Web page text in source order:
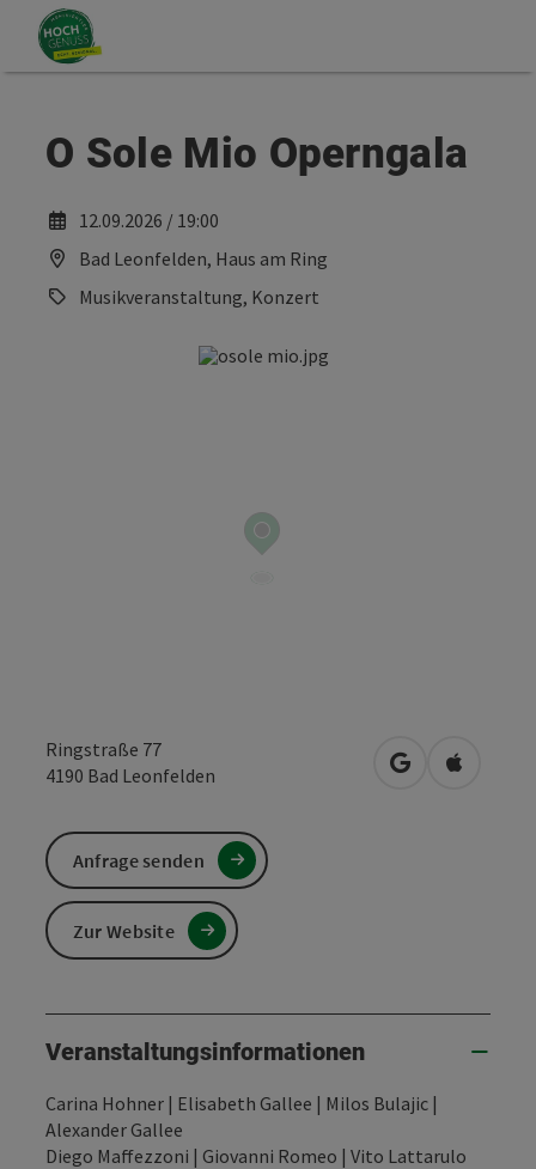
Zum Inhalt
Zum Seitenanfang
O Sole Mio Operngala
12.09.2026 / 19:00
Bad Leonfelden, Haus am Ring
Musikveranstaltung, Konzert
Ringstraße 77
4190 Bad Leonfelden in Googlein Apple
Veranstaltungsinformationen
Carina Hohner | Elisabeth Gallee | Milos Bulajic |
Alexander Gallee
Diego Maffezzoni | Giovanni Romeo | Vito Lattarulo
Anfrage senden
Zur Website